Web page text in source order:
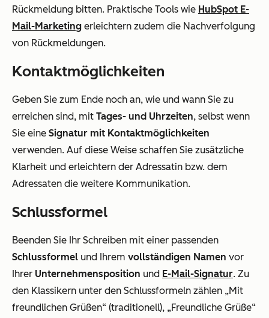
Rückmeldung bitten. Praktische Tools wie HubSpot E-
Mail-Marketing erleichtern zudem die Nachverfolgung
von Rückmeldungen.
Kontaktmöglichkeiten
Geben Sie zum Ende noch an, wie und wann Sie zu
erreichen sind, mit Tages- und Uhrzeiten, selbst wenn
Sie eine Signatur mit Kontaktmöglichkeiten
verwenden. Auf diese Weise schaffen Sie zusätzliche
Klarheit und erleichtern der Adressatin bzw. dem
Adressaten die weitere Kommunikation.
Schlussformel
Beenden Sie Ihr Schreiben mit einer passenden
Schlussformel und Ihrem vollständigen Namen vor
Ihrer Unternehmensposition und E-Mail-Signatur. Zu
den Klassikern unter den Schlussformeln zählen „Mit
freundlichen Grüßen“ (traditionell), „Freundliche Grüße“